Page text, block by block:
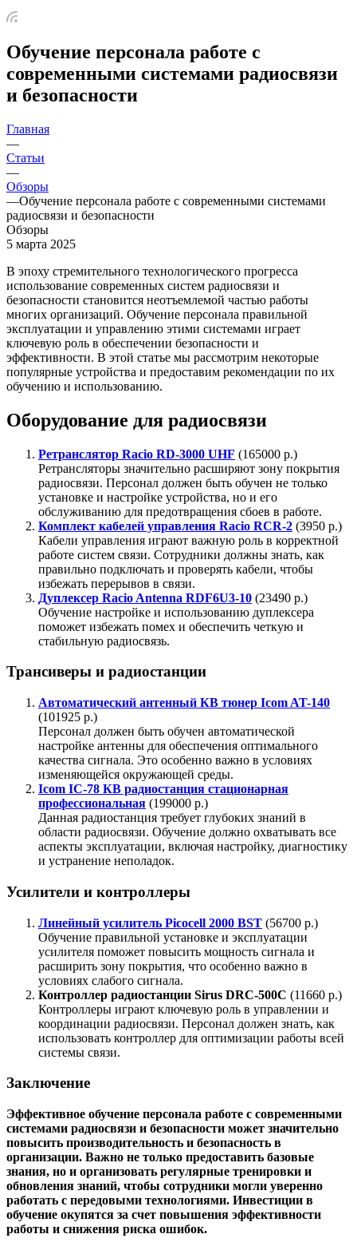
Обучение персонала работе с
современными системами радиосвязи
и безопасности
Главная
—
Статьи
—
Обзоры
—Обучение персонала работе с современными системами
радиосвязи и безопасности
Обзоры
5 марта 2025
В эпоху стремительного технологического прогресса
использование современных систем радиосвязи и
безопасности становится неотъемлемой частью работы
многих организаций. Обучение персонала правильной
эксплуатации и управлению этими системами играет
ключевую роль в обеспечении безопасности и
эффективности. В этой статье мы рассмотрим некоторые
популярные устройства и предоставим рекомендации по их
обучению и использованию.
Оборудование для радиосвязи
Ретранслятор Racio RD-3000 UHF (165000 р.)
Ретрансляторы значительно расширяют зону покрытия
радиосвязи. Персонал должен быть обучен не только
установке и настройке устройства, но и его
обслуживанию для предотвращения сбоев в работе.
Комплект кабелей управления Racio RCR-2 (3950 р.)
Кабели управления играют важную роль в корректной
работе систем связи. Сотрудники должны знать, как
правильно подключать и проверять кабели, чтобы
избежать перерывов в связи.
Дуплексер Racio Antenna RDF6U3-10 (23490 р.)
Обучение настройке и использованию дуплексера
поможет избежать помех и обеспечить четкую и
стабильную радиосвязь.
Трансиверы и радиостанции
Автоматический антенный КВ тюнер Icom AT-140
(101925 р.)
Персонал должен быть обучен автоматической
настройке антенны для обеспечения оптимального
качества сигнала. Это особенно важно в условиях
изменяющейся окружающей среды.
Icom IC-78 КВ радиостанция стационарная
профессиональная (199000 р.)
Данная радиостанция требует глубоких знаний в
области радиосвязи. Обучение должно охватывать все
аспекты эксплуатации, включая настройку, диагностику
и устранение неполадок.
Усилители и контроллеры
Линейный усилитель Picocell 2000 BST (56700 р.)
Обучение правильной установке и эксплуатации
усилителя поможет повысить мощность сигнала и
расширить зону покрытия, что особенно важно в
условиях слабого сигнала.
Контроллер радиостанции Sirus DRC-500C (11660 р.)
Контроллеры играют ключевую роль в управлении и
координации радиосвязи. Персонал должен знать, как
использовать контроллер для оптимизации работы всей
системы связи.
Заключение
Эффективное обучение персонала работе с современными
системами радиосвязи и безопасности может значительно
повысить производительность и безопасность в
организации. Важно не только предоставить базовые
знания, но и организовать регулярные тренировки и
обновления знаний, чтобы сотрудники могли уверенно
работать с передовыми технологиями. Инвестиции в
обучение окупятся за счет повышения эффективности
работы и снижения риска ошибок.